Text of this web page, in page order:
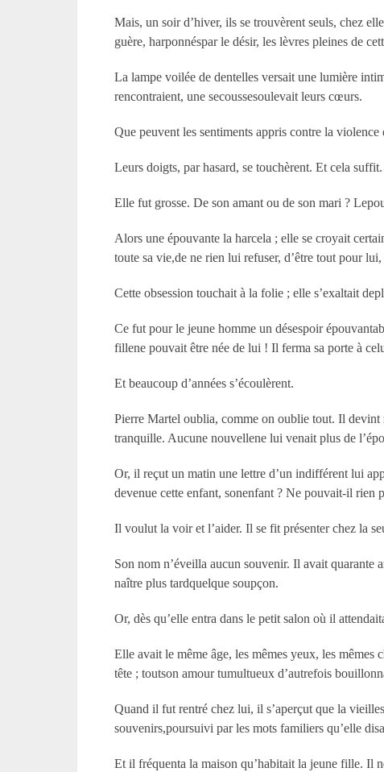
Mais, un soir d’hiver, ils se trouvèrent seuls, chez
guère, harponnéspar le désir, les lèvres pleines de
La lampe voilée de dentelles versait une lumière
rencontraient, une secoussesoulevait leurs cœurs.
Que peuvent les sentiments appris contre la
Leurs doigts, par hasard, se touchèrent. Et cela
Elle fut grosse. De son amant ou de son mari ?
Alors une épouvante la harcela ; elle se croyait
toute sa vie,de ne rien lui refuser, d’être tout pour
Cette obsession touchait à la folie ; elle s’exaltait
Ce fut pour le jeune homme un désespoir
fillene pouvait être née de lui ! Il ferma sa porte à
Et beaucoup d’années s’écoulèrent.
Pierre Martel oublia, comme on oublie tout. Il devint
tranquille. Aucune nouvellene lui venait plus de
Or, il reçut un matin une lettre d’un indifférent lui
devenue cette enfant, sonenfant ? Ne pouvait-il rien
Il voulut la voir et l’aider. Il se fit présenter chez la
Son nom n’éveilla aucun souvenir. Il avait quarante
naître plus tardquelque soupçon.
Or, dès qu’elle entra dans le petit salon où il
Elle avait le même âge, les mêmes yeux, les
tête ; toutson amour tumultueux d’autrefois
Quand il fut rentré chez lui, il s’aperçut que la
souvenirs,poursuivi par les mots familiers qu’elle
Et il fréquenta la maison qu’habitait la jeune fille. Il